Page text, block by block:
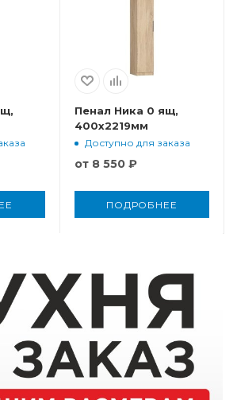
Пенал Ника 0 ящ,
400x2219мм
Доступно для заказа
от 8 550 ₽
ПОДРОБНЕЕ